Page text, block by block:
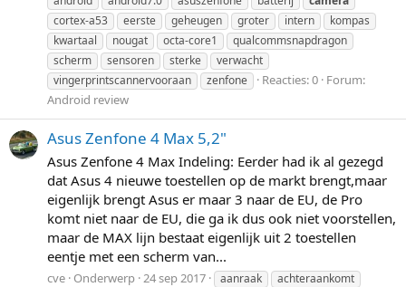
cortex-a53
eerste geheugen groter intern
kompas
kwartaal
nougat octa-core1
qualcommsnapdragon
scherm
sensoren sterke
verwacht
vingerprintscannervooraan
zenfone Reacties: 0 Forum:
Android review
Asus Zenfone 4 Max 5,2"
Asus Zenfone 4 Max Indeling: Eerder had ik al gezegd
dat Asus 4 nieuwe toestellen op de markt brengt,maar
eigenlijk brengt Asus er maar 3 naar de EU, de Pro
komt niet naar de EU, die ga ik dus ook niet voorstellen,
maar de MAX lijn bestaat eigenlijk uit 2 toestellen
eentje met een scherm van...
cve Onderwerp 24 sep 2017 aanraak
achteraankomt